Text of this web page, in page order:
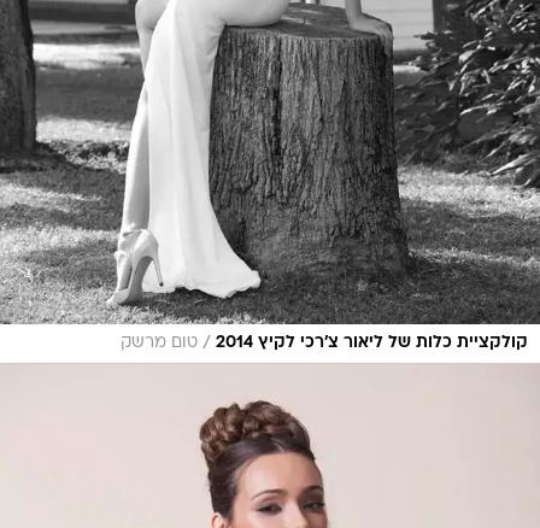
קולקציית כלות של ליאור צ'רכי לקיץ 2014 / טום מרשק